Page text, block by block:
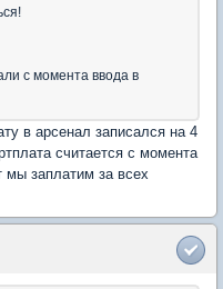
с момента ввода в
в арсенал записался на 4
считается с момента
мы заплатим за всех